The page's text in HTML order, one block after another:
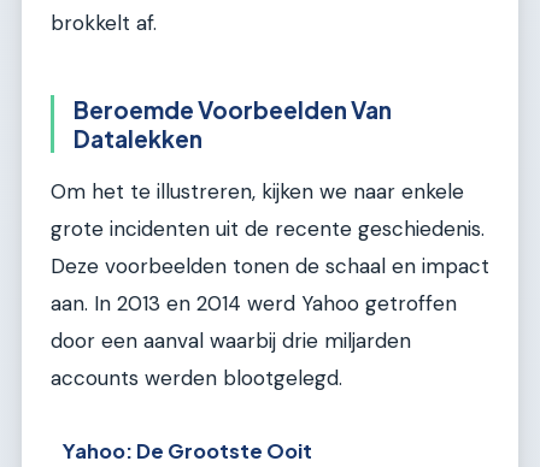
brokkelt af.
Beroemde Voorbeelden Van
Datalekken
Om het te illustreren, kijken we naar enkele
grote incidenten uit de recente geschiedenis.
Deze voorbeelden tonen de schaal en impact
aan. In 2013 en 2014 werd Yahoo getroffen
door een aanval waarbij drie miljarden
accounts werden blootgelegd.
Yahoo: De Grootste Ooit